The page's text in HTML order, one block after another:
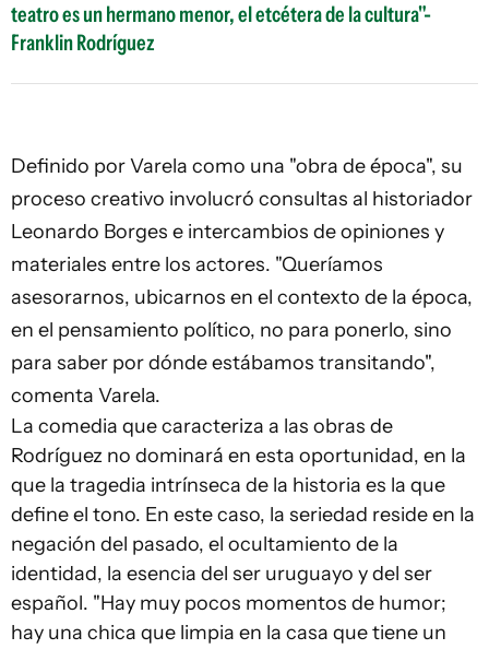
teatro es un hermano menor, el etcétera de la cultura"-
Franklin Rodríguez
Definido por Varela como una "obra de época", su
proceso creativo involucró consultas al historiador
Leonardo Borges e intercambios de opiniones y
materiales entre los actores. "Queríamos
asesorarnos, ubicarnos en el contexto de la época,
en el pensamiento político, no para ponerlo, sino
para saber por dónde estábamos transitando",
comenta Varela.
La comedia que caracteriza a las obras de
Rodríguez no dominará en esta oportunidad, en la
que la tragedia intrínseca de la historia es la que
define el tono. En este caso, la seriedad reside en la
negación del pasado, el ocultamiento de la
identidad, la esencia del ser uruguayo y del ser
español. "Hay muy pocos momentos de humor;
hay una chica que limpia en la casa que tiene un